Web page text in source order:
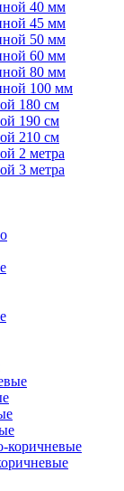
40 мм
45 мм
50 мм
60 мм
80 мм
100 мм
180 см
190 см
210 см
2 метра
3 метра
коричневые